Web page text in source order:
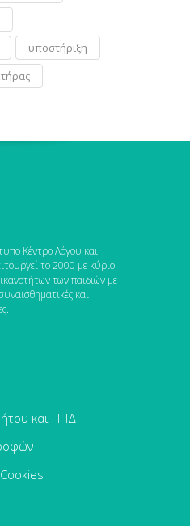
υποστήριξη
Κέντρο Λόγου και
το 2000 με κύριο
των παιδιών με
και
και ΠΠΔ